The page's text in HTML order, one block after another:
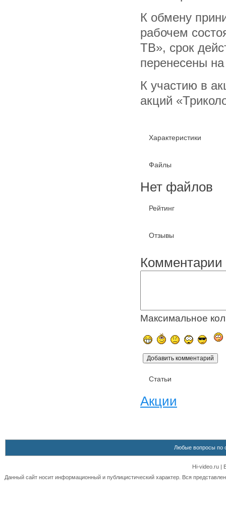
К обмену
рабочем
ТВ», срок
перенесены
К участию в
акций
Характеристики
Файлы
Нет файлов
Рейтинг
Отзывы
Комментарии
Максимальное
Статьи
Акции
Любые вопросы по
Hi-video.ru |
Данный сайт носит информационный и публицистический характер. Вся